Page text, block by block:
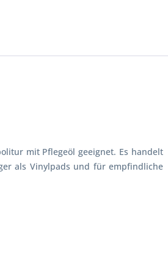
mit Pflegeöl geeignet. Es handelt
als Vinylpads und für empfindliche